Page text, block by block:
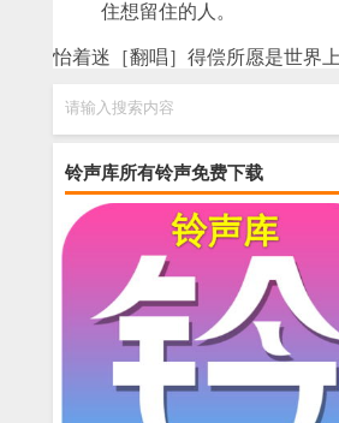
住想留住的人。
对姝怡着迷［翻唱］得偿所愿是世界
请输入搜索内容
铃声库所有铃声免费下载